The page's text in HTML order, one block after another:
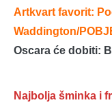
Artkvart favorit:
Waddington/
Oscara će dobiti:
Najbolja šminka i